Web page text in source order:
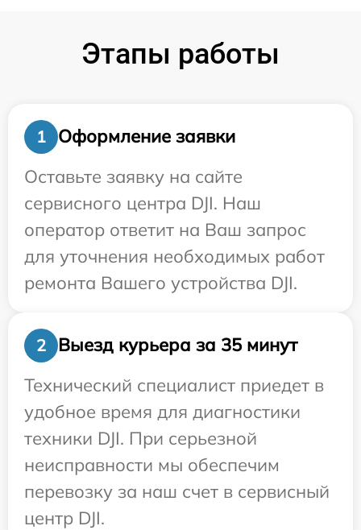
Этапы работы
1
Оформление заявки
Оставьте заявку на сайте
сервисного центра DJI. Наш
оператор ответит на Ваш запрос
для уточнения необходимых работ
ремонта Вашего устройства DJI.
2
Выезд курьера за 35 минут
Технический специалист приедет в
удобное время для диагностики
техники DJI. При серьезной
неисправности мы обеспечим
перевозку за наш счет в сервисный
центр DJI.